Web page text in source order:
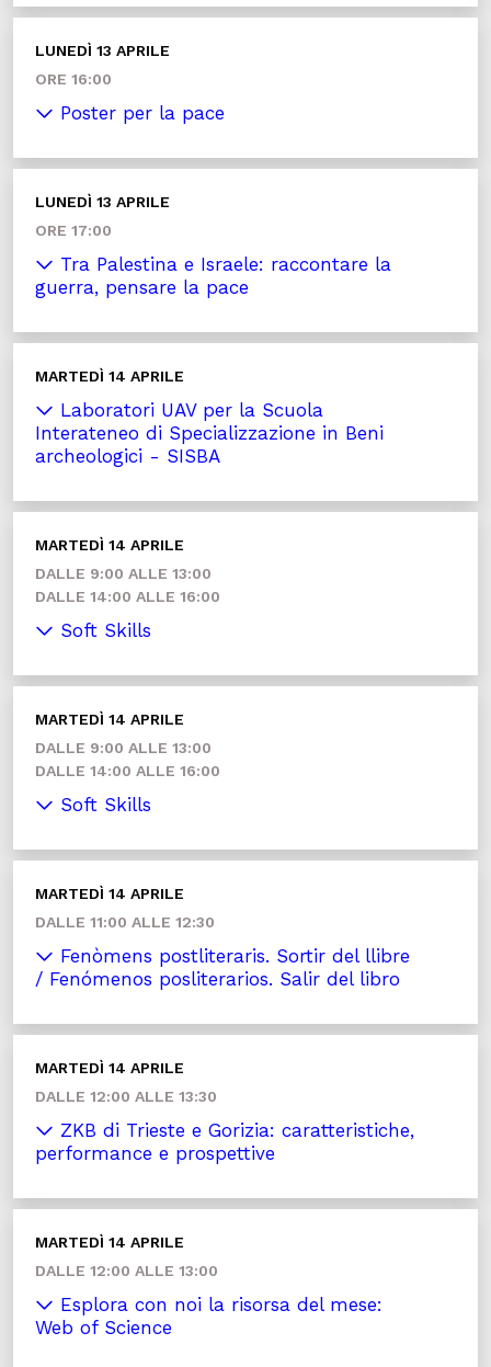
LUNEDÌ 13 APRILE
ORE 16:00
Poster per la pace
LUNEDÌ 13 APRILE
ORE 17:00
Tra Palestina e Israele: raccontare la
guerra, pensare la pace
MARTEDÌ 14 APRILE
Laboratori UAV per la Scuola
Interateneo di Specializzazione in Beni
archeologici - SISBA
MARTEDÌ 14 APRILE
DALLE 9:00 ALLE 13:00
DALLE 14:00 ALLE 16:00
Soft Skills
MARTEDÌ 14 APRILE
DALLE 9:00 ALLE 13:00
DALLE 14:00 ALLE 16:00
Soft Skills
MARTEDÌ 14 APRILE
DALLE 11:00 ALLE 12:30
Fenòmens postliteraris. Sortir del llibre
/ Fenómenos posliterarios. Salir del libro
MARTEDÌ 14 APRILE
DALLE 12:00 ALLE 13:30
ZKB di Trieste e Gorizia: caratteristiche,
performance e prospettive
MARTEDÌ 14 APRILE
DALLE 12:00 ALLE 13:00
Esplora con noi la risorsa del mese:
Web of Science